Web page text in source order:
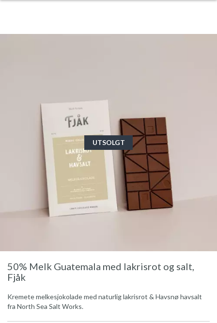
UTSOLGT
50% Melk Guatemala med lakrisrot og salt,
Fjåk
Kremete melkesjokolade med naturlig lakrisrot & Havsnø havsalt
fra North Sea Salt Works.